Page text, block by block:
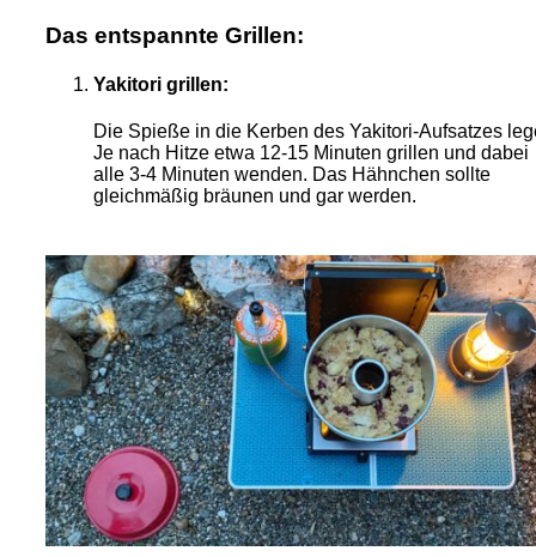
Das entspannte Grillen:
Yakitori grillen:
Die Spieße in die Kerben des Yakitori-Aufsatzes
Je nach Hitze etwa 12-15 Minuten grillen und dabei
alle 3-4 Minuten wenden. Das Hähnchen sollte
gleichmäßig bräunen und gar werden.